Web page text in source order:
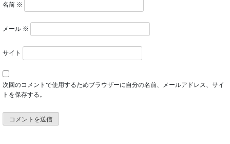
名前 ※
メール ※
サイト
次回のコメントで使用するためブラウザーに自分の名前、メールアドレス、サイ
トを保存する。